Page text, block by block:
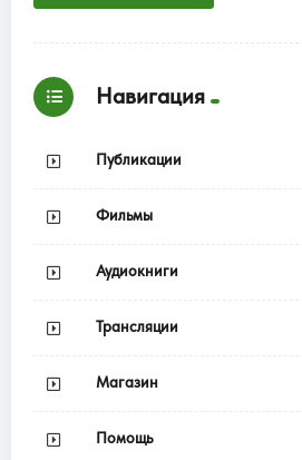
Навигация
Публикации
Фильмы
Аудиокниги
Трансляции
Магазин
Помощь